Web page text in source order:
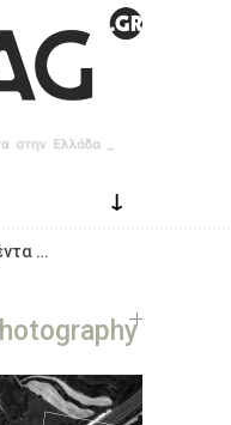
↓
…